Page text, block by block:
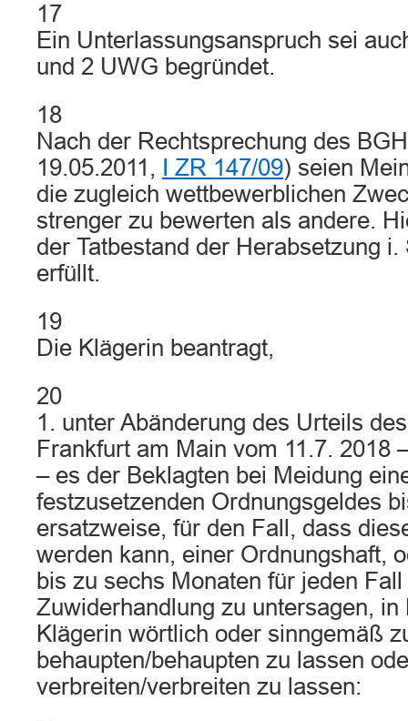
17
Ein Unterlassungsanspruch sei
und 2 UWG begründet.
18
Nach der Rechtsprechung des
19.05.2011,
I ZR 147/09) seien
die zugleich wettbewerblichen
strenger zu bewerten als andere.
der Tatbestand der Herabsetzung
erfüllt.
19
Die Klägerin beantragt,
20
1. unter Abänderung des Urteils
Frankfurt am Main vom 11.7. 2018
– es der Beklagten bei Meidung
festzusetzenden Ordnungsgeldes
ersatzweise, für den Fall, dass
werden kann, einer Ordnungshaft,
bis zu sechs Monaten für jeden Fall
Zuwiderhandlung zu untersagen, in
Klägerin wörtlich oder sinngemäß
behaupten/behaupten zu lassen
verbreiten/verbreiten zu lassen: